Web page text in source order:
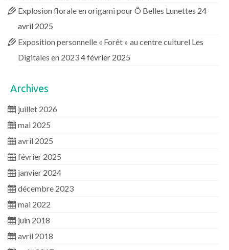
Explosion florale en origami pour Ô Belles Lunettes 24
avril 2025
Exposition personnelle « Forêt » au centre culturel Les
Digitales en 20234 février 2025
Archives
juillet 2026
mai 2025
avril 2025
février 2025
janvier 2024
décembre 2023
mai 2022
juin 2018
avril 2018